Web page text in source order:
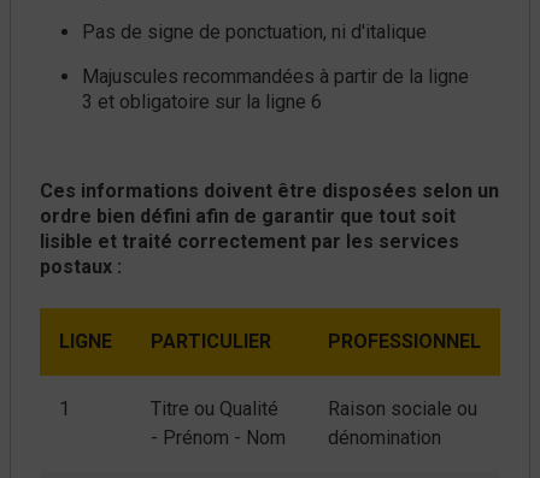
Pas de signe de ponctuation, ni d'italique
Majuscules recommandées à partir de la ligne
3 et obligatoire sur la ligne 6
Ces informations doivent être disposées selon un
ordre bien défini afin de garantir que tout soit
lisible et traité correctement par les services
postaux :
LIGNE PARTICULIER PROFESSIONNEL
1
Titre ou Qualité
- Prénom - Nom
Raison sociale ou
dénomination